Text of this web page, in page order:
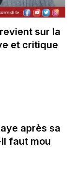
sur la
et critique
après sa
faut mou